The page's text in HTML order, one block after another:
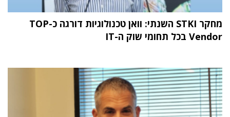
מחקר STKI השנתי: וואן טכנולוגיות דורגה כ-TOP
Vendor בכל תחומי שוק ה-IT